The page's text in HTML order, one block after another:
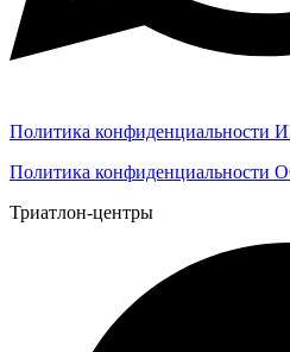
Политика конфиденциальности
Политика
Триатлон-центры